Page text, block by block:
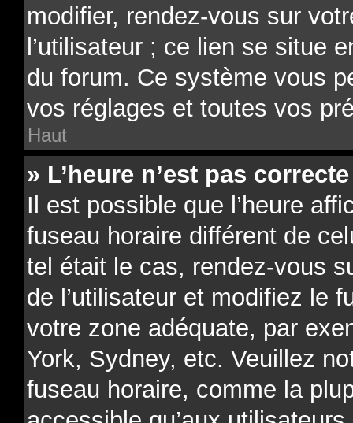
modifier, rendez-vous sur
l’utilisateur ; ce lien se situe
du forum. Ce système vous
vos réglages et toutes vos
Haut
» L’heure n’est pas
Il est possible que l’heure
fuseau horaire différent de
tel était le cas, rendez-vous
de l’utilisateur et modifiez le
votre zone adéquate, par
York, Sydney, etc. Veuillez
fuseau horaire, comme la